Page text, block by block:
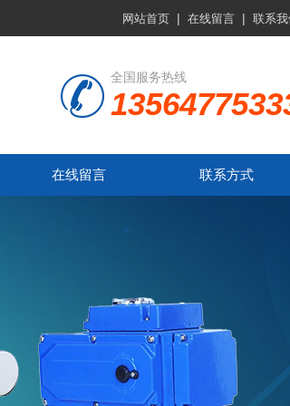
网站首页 | 在线留言 | 联系
全国服务热线
在线留言 联系方式